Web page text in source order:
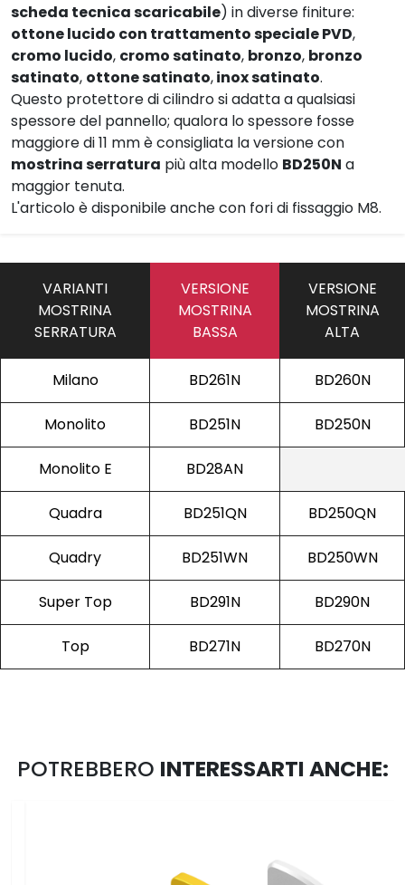
scheda tecnica scaricabile) in diverse finiture:
ottone lucido con trattamento speciale PVD,
cromo lucido, cromo satinato, bronzo, bronzo
satinato, ottone satinato,inox satinato.
Questo protettore di cilindro si adatta a qualsiasi
spessore del pannello; qualora lo spessore fosse
maggiore di 11 mm è consigliata la versione con
mostrina serratura più alta modello BD250N a
maggior tenuta.
L'articolo è disponibile anche con fori di fissaggio M8.
VARIANTI
MOSTRINA
SERRATURA
VERSIONE
MOSTRINA
BASSA
VERSIONE
MOSTRINA
ALTA
Milano BD261N BD260N
Monolito BD251N BD250N
Monolito E BD28AN
Quadra BD251QN BD250QN
Quadry BD251WN BD250WN
Super Top BD291N BD290N
Top BD271N BD270N
POTREBBERO INTERESSARTI ANCHE: